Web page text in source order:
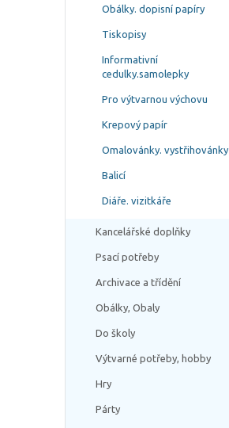
Obálky. dopisní papíry
Tiskopisy
Informativní
cedulky.samolepky
Pro výtvarnou výchovu
Krepový papír
Omalovánky. vystřihovánky
Balicí
Diáře. vizitkáře
Kancelářské doplňky
Psací potřeby
Archivace a třídění
Obálky, Obaly
Do školy
Výtvarné potřeby, hobby
Hry
Párty